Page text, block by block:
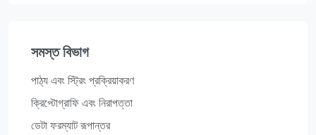
সমস্ত বিভাগ
পাঠ্য এবং স্ট্রিং প্রক্রিয়াকরণ
ক্রিপ্টোগ্রাফি এবং নিরাপত্তা
ডেটা ফরম্যাট রূপান্তর